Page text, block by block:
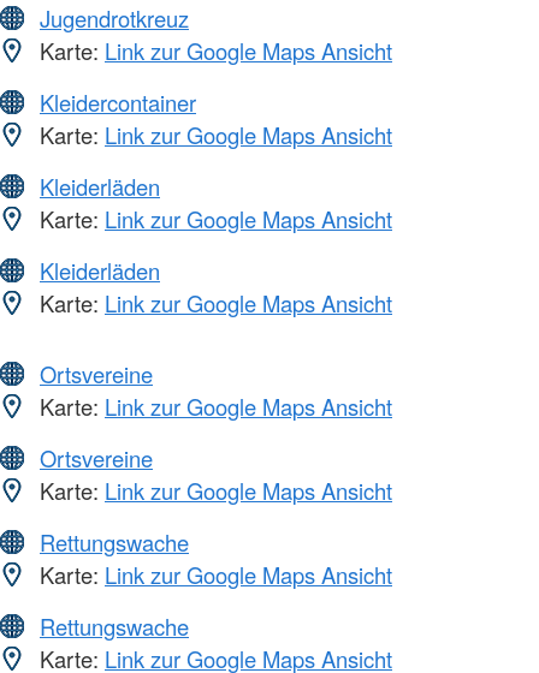
Jugendrotkreuz
Karte: Link zur Google Maps Ansicht
Kleidercontainer
Karte: Link zur Google Maps Ansicht
Kleiderläden
Karte: Link zur Google Maps Ansicht
Kleiderläden
Karte: Link zur Google Maps Ansicht
Ortsvereine
Karte: Link zur Google Maps Ansicht
Ortsvereine
Karte: Link zur Google Maps Ansicht
Rettungswache
Karte: Link zur Google Maps Ansicht
Rettungswache
Karte: Link zur Google Maps Ansicht